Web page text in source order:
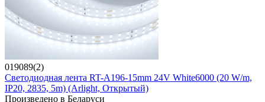
019089(2)
Светодиодная лента RT-A196-15mm 24V White6000 (20 W/m,
IP20, 2835, 5m) (Arlight, Открытый)
Произведено в Беларуси